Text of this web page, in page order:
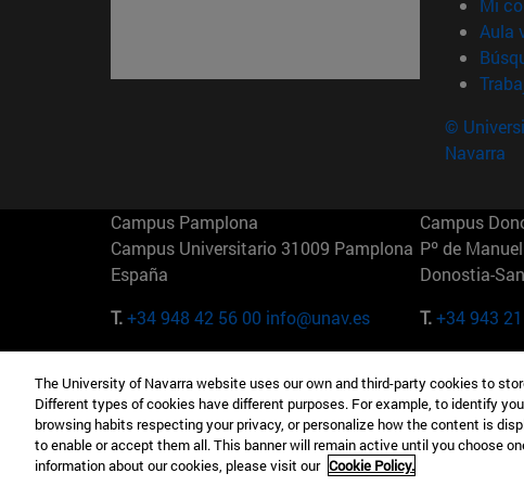
Mi
Aula
©
Navarra
Campus Pamplona
Campus Universitario 31009 Pamplona
España
T.+34 948 42 56 00 info@unav.es
Campus
Pº de
Donostia-
T.+34 943
Camino del Cerro Águila 3 28023
Madrid España
T.+34 912 11 30 00
165 W 57th
EE.UU
T.+1 646
The University of Navarra website uses our own and third-party cookies to
Different types of cookies have different purposes. For example, to identify
browsing habits respecting your privacy, or personalize how the content is
to enable or accept them all. This banner will remain active until you choose
information about our cookies, please visit our Cookie Policy.